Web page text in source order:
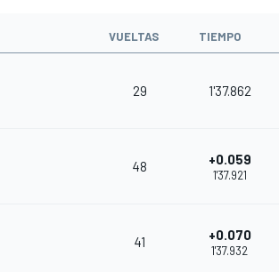
VUELTAS TIEMPO
29 1'37.862
48 +0.059
1'37.921
41 +0.070
1'37.932